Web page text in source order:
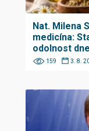
Nat. Milena
medicína:
odolnost
159 3. 8.